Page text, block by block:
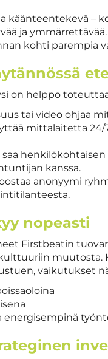
käänteentekevä –
ja
kohti parempia
on helppo
tai video ohjaa
mittalaitetta 24/
kanssa.
anonyymi
nopeasti
Firstbeatin
muutosta.
vaikutukset